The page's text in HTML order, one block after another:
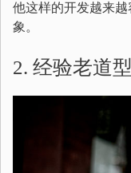
他这样的开发越来
象。
2. 经验老道型